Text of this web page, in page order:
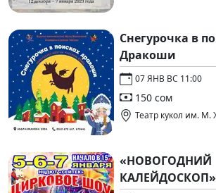
Снегурочка в
Дракоши
07 ЯНВ ВС 11:00
150 сом
Театр кукол им. М.
«НОВОГОДНИЙ